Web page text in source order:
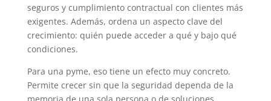
seguros y cumplimiento contractual con clientes más
exigentes. Además, ordena un aspecto clave del
crecimiento: quién puede acceder a qué y bajo qué
condiciones.
Para una pyme, eso tiene un efecto muy concreto.
Permite crecer sin que la seguridad dependa de la